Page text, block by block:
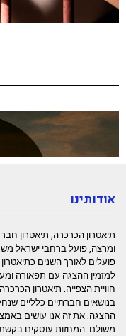
אודותינו
תיאטרון הכרכרה, תיאטרון
פועלים לאורך השנים
למזמין ההצגה עם תפאורה
חוויית הצפייה. תיאטרון
בנושאים חברתיים כלליים
ההצגה. את זה אנו עושים
משולם. המחזות עוסקים